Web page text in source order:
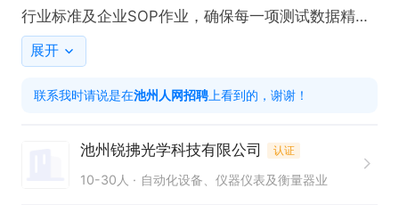
行业标准及企业SOP作业，确保每一项测试数据精准
有效。
全程如实记录实验数据、测试参数及试验现象，完成
告、可靠性测试报告、新品验证报告，精准反馈产品
性能状态，为镀膜工艺优化、新品打样、量产品质管
展开
联系我时请说是在池州人网招聘 上看到的，谢谢！
池州锐拂光学科技有限公司 认证
10-30人 自动化设备、仪器仪表及衡量器业